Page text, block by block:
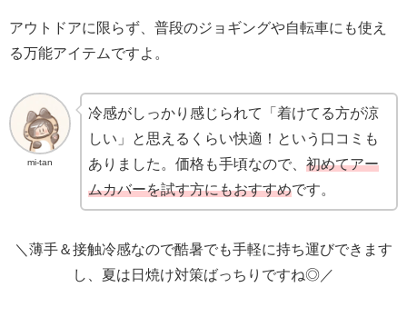
アウトドアに限らず、普段のジョギングや自転車にも使え
る万能アイテムですよ。
mi-tan
冷感がしっかり感じられて「着けてる方が涼
しい」と思えるくらい快適！という口コミも
ありました。価格も手頃なので、初めてアー
ムカバーを試す方にもおすすめです。
＼薄手＆接触冷感なので酷暑でも手軽に持ち運びできます
し、夏は日焼け対策ばっちりですね◎／